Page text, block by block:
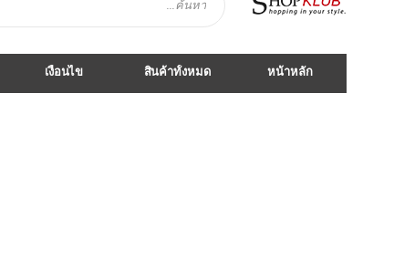
Search
หน้าหลัก
สินค้าทั้งหมด
เงื่อนไข